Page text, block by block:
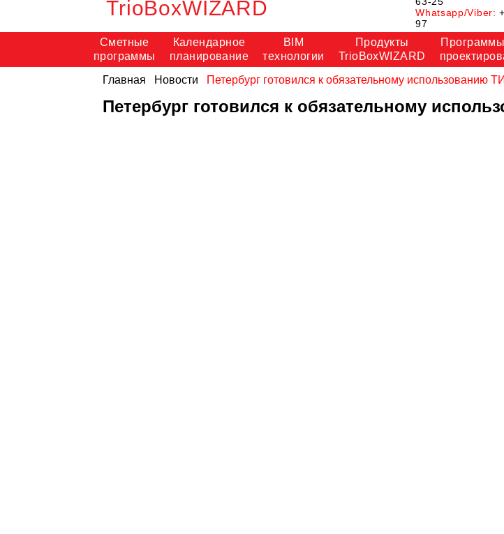
TrioBoxWIZARD
Whatsapp/Viber:
97
Сметные
программы
Календарное
планирование
BIM
технологии
Продукты
TrioBoxWIZARD
Главная Новости Петербург готовился к обязательному использованию
Петербург готовился к обязательному